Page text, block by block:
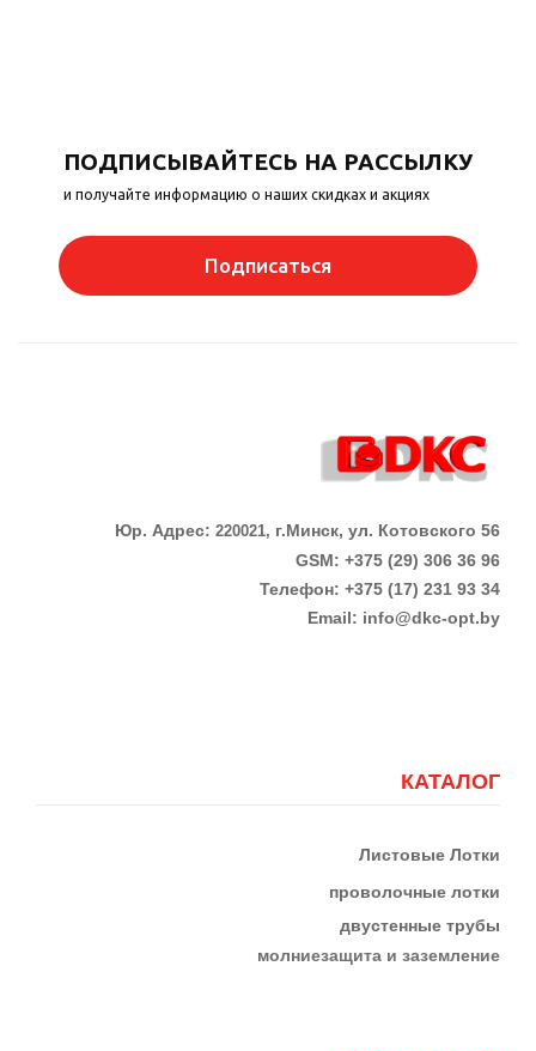
ПОДПИСЫВАЙТЕСЬ НА РАССЫЛКУ
и получайте информацию о наших скидках и акциях
Подписаться
Юр. Адрес: 220021, г.Минск, ул. Котовского 56
GSM: +375 (29) 306 36 96
Телефон: +375 (17) 231 93 34
Email: info@dkc-opt.by
КАТАЛОГ
Листовые Лотки
проволочные лотки
двустенные трубы
молниезащита и заземление